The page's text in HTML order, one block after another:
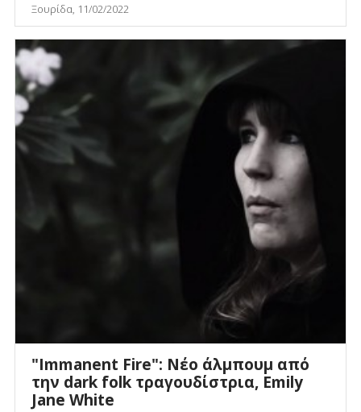
Ξουρίδα, 11/02/2022
"Immanent Fire": Νέο άλμπουμ από
την dark folk τραγουδίστρια, Emily
Jane White